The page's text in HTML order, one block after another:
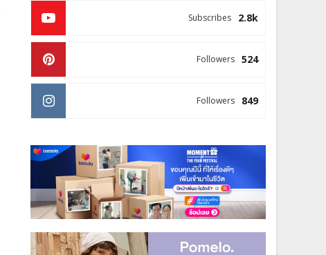
2.8k
Subscribes
524
Followers
849
Followers